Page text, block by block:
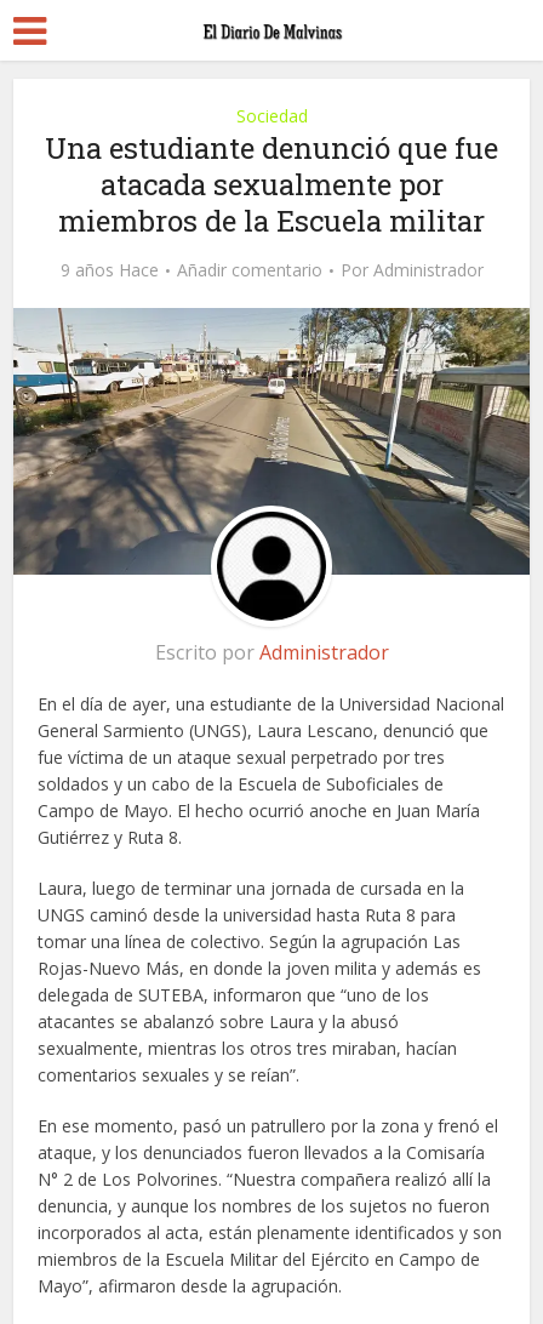
Sociedad
Una estudiante denunció que fue
atacada sexualmente por
miembros de la Escuela militar
9 años Hace Añadir comentario Por Administrador
Escrito porAdministrador
En el día de ayer, una estudiante de la Universidad Nacional
General Sarmiento (UNGS), Laura Lescano, denunció que
fue víctima de un ataque sexual perpetrado por tres
soldados y un cabo de la Escuela de Suboficiales de
Campo de Mayo. El hecho ocurrió anoche en Juan María
Gutiérrez y Ruta 8.
Laura, luego de terminar una jornada de cursada en la
UNGS caminó desde la universidad hasta Ruta 8 para
tomar una línea de colectivo. Según la agrupación Las
Rojas-Nuevo Más, en donde la joven milita y además es
delegada de SUTEBA, informaron que “uno de los
atacantes se abalanzó sobre Laura y la abusó
sexualmente, mientras los otros tres miraban, hacían
comentarios sexuales y se reían”.
En ese momento, pasó un patrullero por la zona y frenó el
ataque, y los denunciados fueron llevados a la Comisaría
N° 2 de Los Polvorines. “Nuestra compañera realizó allí la
denuncia, y aunque los nombres de los sujetos no fueron
incorporados al acta, están plenamente identificados y son
miembros de la Escuela Militar del Ejército en Campo de
Mayo”, afirmaron desde la agrupación.